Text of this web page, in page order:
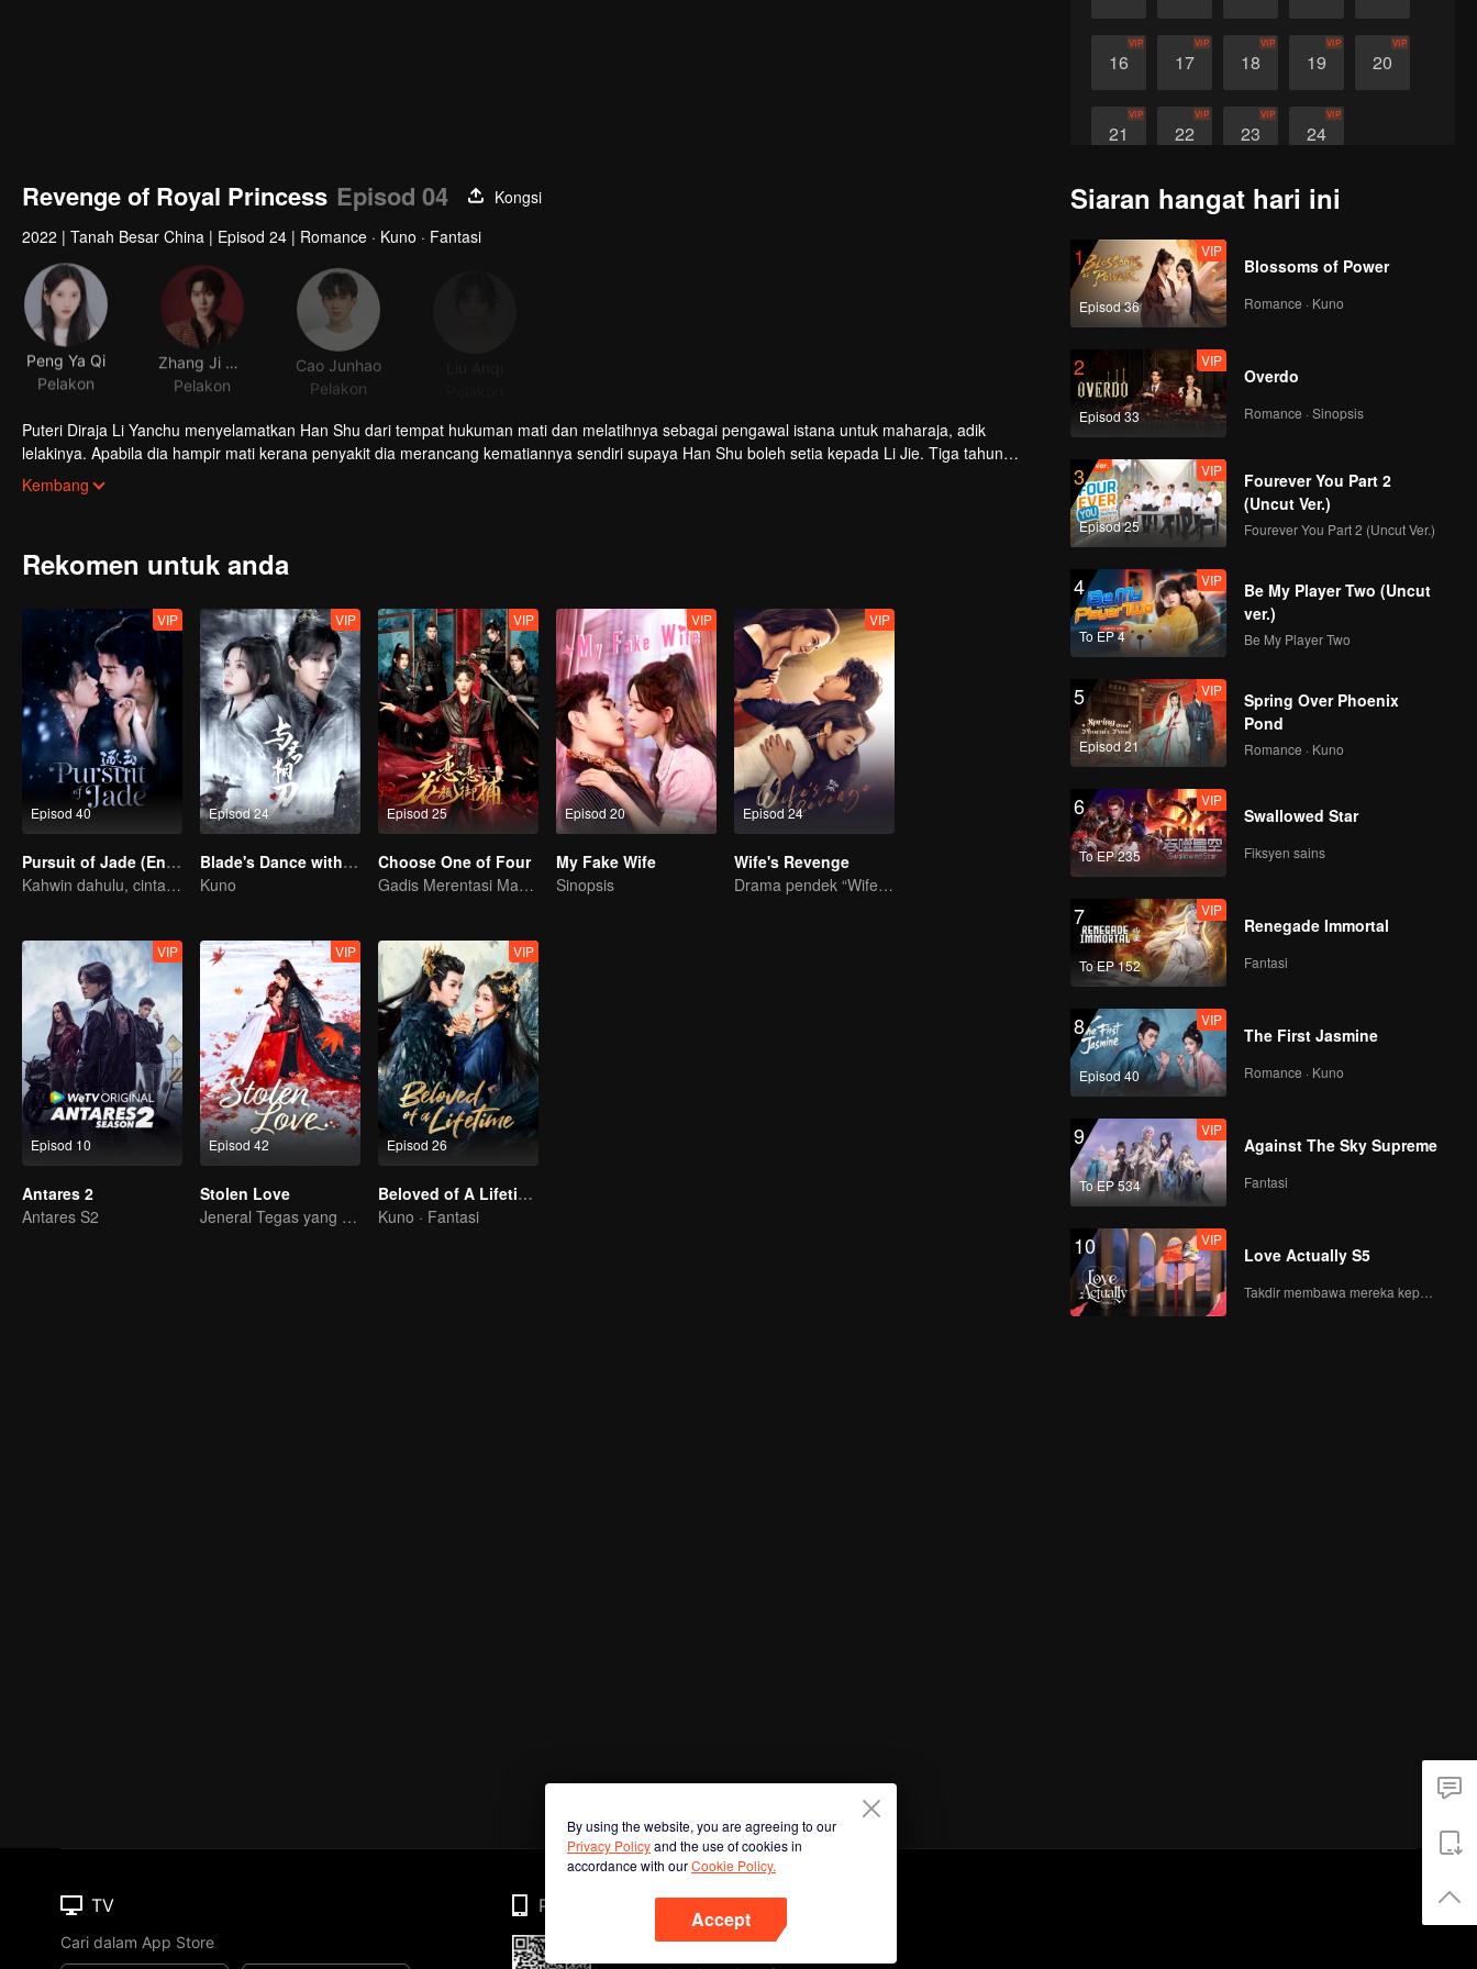
16
VIP
17
VIP
18
VIP
19
VIP
20
VIP
21
VIP
22
VIP
23
VIP
24
VIP
Revenge of Royal Princess Episod 04
Kongsi
2022 | Tanah Besar China | Episod 24 | Romance · Kuno · Fantasi
Peng Ya Qi
Pelakon
Pelakon
Cao Junhao
Pelakon
Puteri Diraja Li Yanchu menyelamatkan Han Shu dari tempat hukuman mati dan melatihnya sebagai pengawal istana untuk maharaja, adik
lelakinya. Apabila dia hampir mati kerana penyakit dia merancang kematiannya sendiri supaya Han Shu boleh setia kepada Li Jie. Tiga tahun
kemudian, Li Yanchu dilahirkan semula di badan Xie Yugui, dan mendapati bahawa dia sakit tenat kerana diracun, jadi dia mula menyiasat, tetapi
terjerat lagi dengan Han Shu yang personalitinya berubah sepenuhnya...
Kembang
Rekomen untuk anda
Episod 40
VIP
Pursuit of Jade (English Ver.)
Kahwin dahulu, cinta kemudian!
Episod 24
VIP
Blade's Dance with You
Kuno
Episod 25
VIP
Choose One of Four
Gadis Merentasi Masa untuk menawan Empat Jejaka Tampan
Episod 20
VIP
My Fake Wife
Sinopsis
Episod 24
VIP
Wife's Revenge
Drama pendek “Wife's Revenge”
Episod 10
VIP
Antares 2
Antares S2
Episod 42
VIP
Stolen Love
Jeneral Tegas yang Berjuang untuk Isteri dan Cinta!
Episod 26
VIP
Beloved of A Lifetime
Kuno · Fantasi
Siaran hangat hari ini
1
Episod 36
VIP
Blossoms of Power
Romance · Kuno
2
Episod 33
VIP
Overdo
Romance · Sinopsis
3
Episod 25
VIP
Fourever You Part 2
(Uncut Ver.)
Fourever You Part 2 (Uncut Ver.)
4
To EP 4
VIP
Be My Player Two (Uncut
ver.)
Be My Player Two
5
Episod 21
VIP
Spring Over Phoenix
Pond
Romance · Kuno
6
To EP 235
VIP
Swallowed Star
Fiksyen sains
7
To EP 152
VIP
Renegade Immortal
Fantasi
8
Episod 40
VIP
The First Jasmine
Romance · Kuno
9
To EP 534
VIP
Against The Sky Supreme
Fantasi
10 VIP
Love Actually S5
Takdir membawa mereka kepada cinta yang tulus!
By using the website, you are agreeing to our
Privacy Policyand the use of cookies in
accordance with ourCookie Policy.
Accept
TV
Cari dalam App Store
Phone